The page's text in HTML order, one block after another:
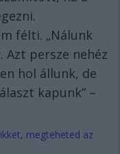
félti. „Nálunk
Azt persze nehéz
hol állunk, de
kapunk” –
megteheted az